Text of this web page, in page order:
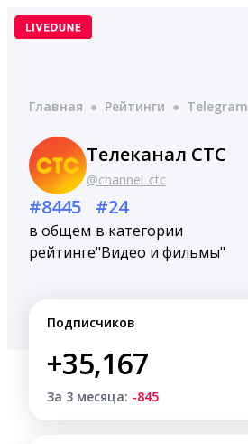
Перейти
Главная ● Рейтинги ● Telegram
Телеканал СТС
@channel_ctc
#8445
в общем
рейтинге
#24
в категории
"Видео и фильмы"
Подписчиков
+35,167
За 3 месяца: -845